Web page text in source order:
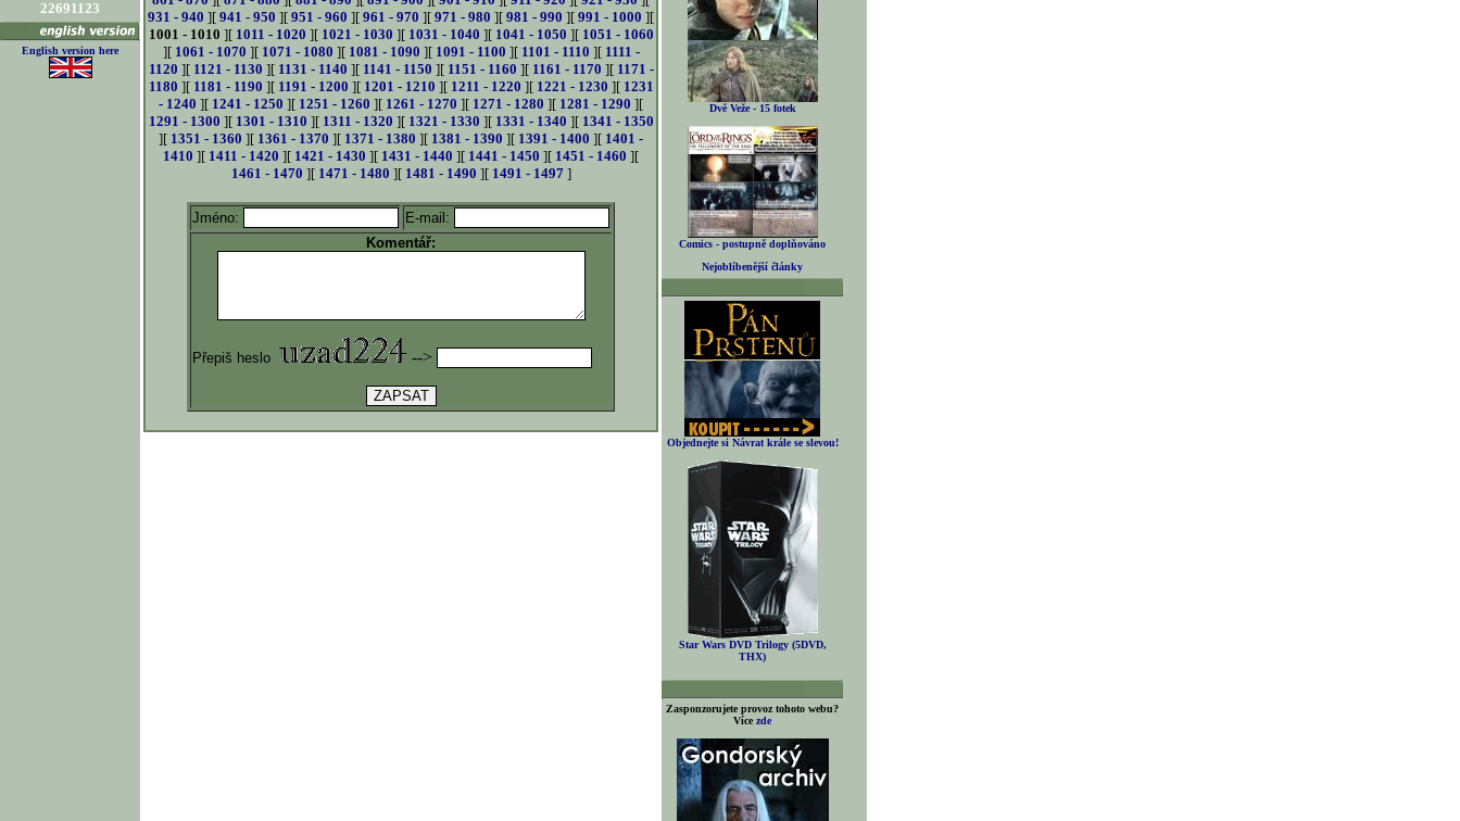
22691123
English version here
931 - 940 ][ 941 - 950 ][ 951 - 960 ][ 961 - 970 ][ 971 - 980 ][ 981 - 990 ][ 991 - 1000 ][
1001 - 1010 ][ 1011 - 1020 ][ 1021 - 1030 ][ 1031 - 1040 ][ 1041 - 1050 ][ 1051 - 1060
][ 1061 - 1070 ][ 1071 - 1080 ][ 1081 - 1090 ][ 1091 - 1100 ][ 1101 - 1110 ][ 1111 -
1120 ][ 1121 - 1130 ][ 1131 - 1140 ][ 1141 - 1150 ][ 1151 - 1160 ][ 1161 - 1170 ][ 1171 -
1180 ][ 1181 - 1190 ][ 1191 - 1200 ][ 1201 - 1210 ][ 1211 - 1220 ][ 1221 - 1230 ][ 1231
- 1240 ][ 1241 - 1250 ][ 1251 - 1260 ][ 1261 - 1270 ][ 1271 - 1280 ][ 1281 - 1290 ][
1291 - 1300 ][ 1301 - 1310 ][ 1311 - 1320 ][ 1321 - 1330 ][ 1331 - 1340 ][ 1341 - 1350
][ 1351 - 1360 ][ 1361 - 1370 ][ 1371 - 1380 ][ 1381 - 1390 ][ 1391 - 1400 ][ 1401 -
1410 ][ 1411 - 1420 ][ 1421 - 1430 ][ 1431 - 1440 ][ 1441 - 1450 ][ 1451 - 1460 ][
1461 - 1470 ][ 1471 - 1480 ][ 1481 - 1490 ][ 1491 - 1497]
Jméno:
E-mail:
Komentář:
Přepiš heslo -->
Dvě Veže - 15 fotek
Comics - postupně doplňováno
Nejoblíbenější články
Objednejte si Návrat krále se slevou!
Star Wars DVD Trilogy (5DVD,
THX)
Zasponzorujete provoz tohoto webu?
Více zde